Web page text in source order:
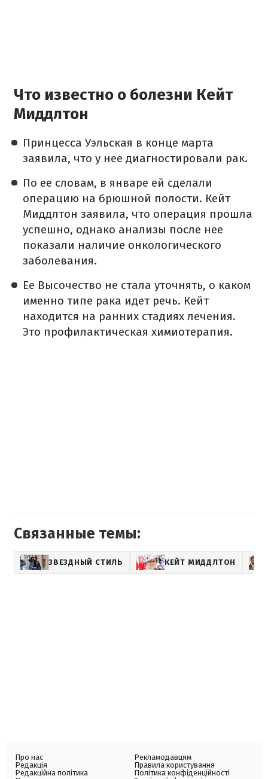
Что известно о болезни Кейт
Миддлтон
Принцесса Уэльская в конце марта
заявила, что у нее диагностировали рак.
По ее словам, в январе ей сделали
операцию на брюшной полости. Кейт
Миддлтон заявила, что операция прошла
успешно, однако анализы после нее
показали наличие онкологического
заболевания.
Ее Высочество не стала уточнять, о каком
именно типе рака идет речь. Кейт
находится на ранних стадиях лечения.
Это профилактическая химиотерапия.
Связанные темы:
ЗВЕЗДНЫЙ СТИЛЬ КЕЙТ МИДДЛТОН
Про нас
Редакція
Редакційна політика
Рекламодавцям
Правила користування
Політика конфіденційності